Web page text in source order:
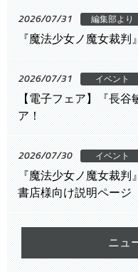
2026/07/31 編集部より
『魔法少女ノ魔女裁判
2026/07/31 イベント
【電子フェア】『長谷
ア！
2026/07/30 イベント
『魔法少女ノ魔女裁判
書店様向け説明ページ
ニュ